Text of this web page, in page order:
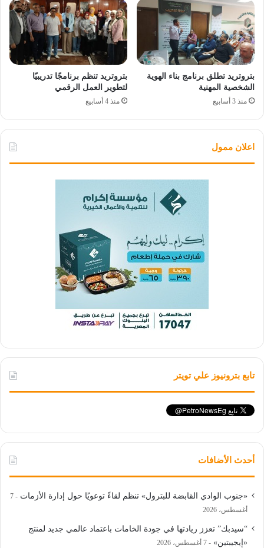
بتروتريد تطلق برنامج بناء الهوية
الشخصية المهنية
منذ 3 أسابيع
بتروتريد تنظم برنامجًا تدريبيًا
لتطوير العمل الرقمي
منذ 4 أسابيع
اعلان ممول
تابع بترونيوز علي تويتر
أحدث الأضافات
«جنوب الوادي القابضة للبترول» تنظم لقاءً توعويًا حول إدارة الأزمات
7
أغسطس، 2026
“سيدبك” تعزز ريادتها في جودة الخامات باعتماد عالمي جديد لمنتج
«إيجيبتين»
7 أغسطس، 2026